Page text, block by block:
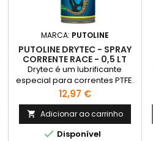
MARCA: PUTOLINE
PUTOLINE DRYTEC - SPRAY
CORRENTE RACE - 0,5 LT
Drytec é um lubrificante
especial para correntes PTFE.
Este produto seco e de boa
aderência penetra em
profundidade dentro da
corrente.
Preço
12,97 €
 Adicionar ao carrinho
 Disponível